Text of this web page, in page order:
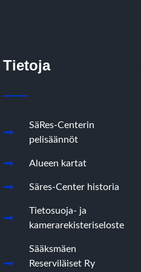
Tietoja
SäRes-Centerin
pelisäännöt
Alueen kartat
Säres-Center historia
Tietosuoja- ja
kamerarekisteriseloste
Sääksmäen
Reserviläiset Ry